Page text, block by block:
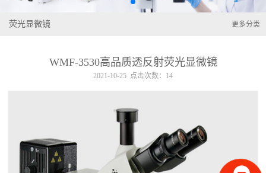
更多分类
荧光显微镜
WMF-3530高品质透反射荧光显微镜
2021-10-25 点击次数：14